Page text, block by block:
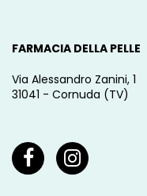
FARMACIA DELLA PELLE
Via Alessandro Zanini, 1
31041 - Cornuda (TV)